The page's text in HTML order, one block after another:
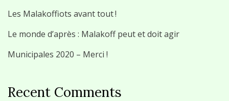
Les Malakoffiots avant tout !
Le monde d’après : Malakoff peut et doit agir
Municipales 2020 – Merci !
Recent Comments